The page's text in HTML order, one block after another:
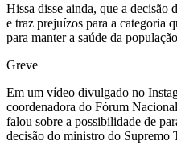
Hissa disse ainda, que a decisão
e traz prejuízos para a categoria
para manter a saúde da
Greve
Em um vídeo divulgado no
coordenadora do Fórum
falou sobre a possibilidade de
decisão do ministro do Supremo